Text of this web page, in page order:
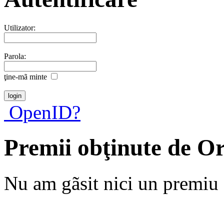
Utilizator:
Parola:
ţine-mã minte
OpenID?
Premii obţinute de
Nu am gãsit nici un premiu